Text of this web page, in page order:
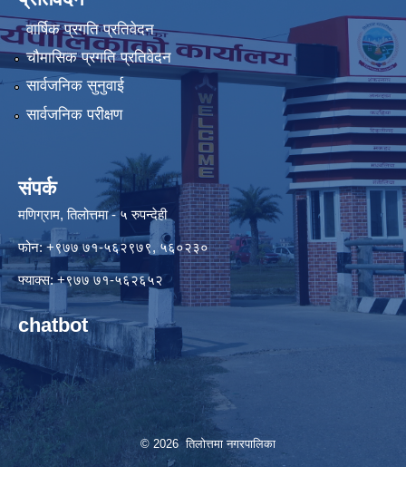
वार्षिक प्रगति प्रतिवेदन
चौमासिक प्रगति प्रतिवेदन
सार्वजनिक सुनुवाई
सार्वजनिक परीक्षण
संपर्क
मणिग्राम, तिलोत्तमा - ५ रुपन्देही
फोन: +९७७ ७१-५६२९७९, ५६०२३०
फ्याक्स: +९७७ ७१-५६२६५२
chatbot
© 2026 तिलोत्तमा नगरपालिका